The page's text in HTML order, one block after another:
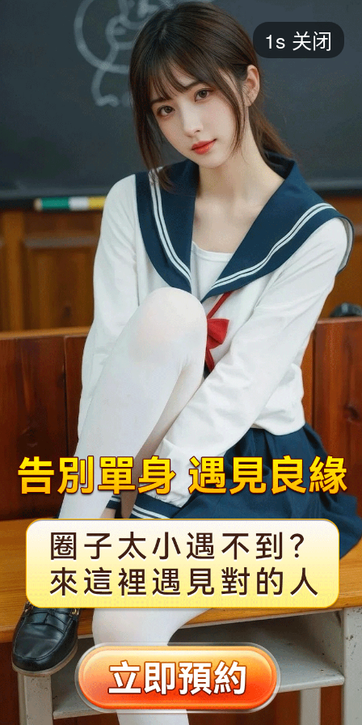
短剧
最热 添加 评分
都市 甜宠 逆袭 玄幻
2025 2024 2023 2022
全部 大陆 香港 台湾 美国 韩国 日本
1s 关闭